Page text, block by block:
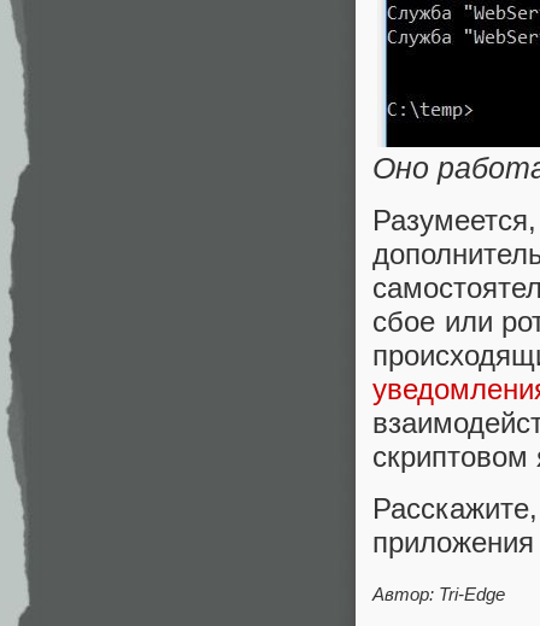
Оно
сбое или
скриптовом
Автор: Tri-Edge